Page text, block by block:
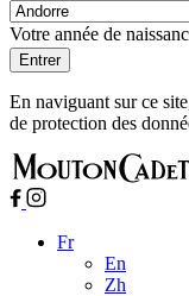
Votre année de
En naviguant sur ce
de protection des
Fr
En
Zh